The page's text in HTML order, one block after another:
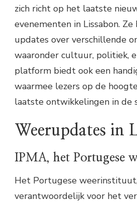
zich richt op het laatste
evenementen in Lissabon.
updates over verschillende
waaronder cultuur, politiek,
platform biedt ook een
waarmee lezers op de
laatste ontwikkelingen in de
Weerupdates in
IPMA, het Portugese
Het Portugese
verantwoordelijk voor het